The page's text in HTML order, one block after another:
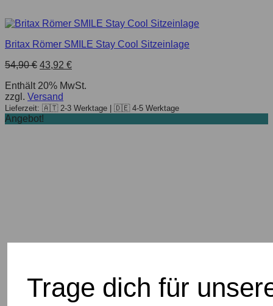
Britax Römer SMILE Stay Cool Sitzeinlage
54,90€ 43,92 €
Enthält 20% MwSt.
zzgl. Versand
Lieferzeit: 🇦🇹 2-3 Werktage | 🇩🇪 4-5 Werktage
Angebot!
Trage dich für